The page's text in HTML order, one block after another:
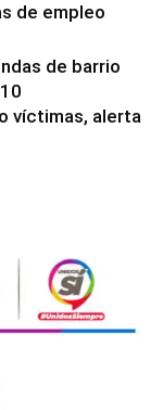
de empleo
de barrio
víctimas, alerta